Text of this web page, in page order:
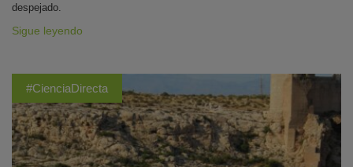
despejado.
Sigue leyendo
#CienciaDirecta